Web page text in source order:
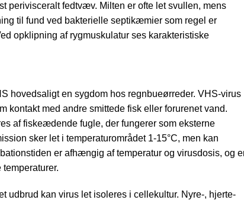
perivisceralt fedtvæv. Milten er ofte let svullen, mens
til fund ved bakterielle septikæmier som regel er
opklipning af rygmuskulatur ses karakteristiske
hovedsaligt en sygdom hos regnbueørreder. VHS-virus
kontakt med andre smittede fisk eller forurenet vand.
af fiskeædende fugle, der fungerer som eksterne
sker let i temperaturområdet 1-15°C, men kan
er afhængig af temperatur og virusdosis, og
udbrud kan virus let isoleres i cellekultur. Nyre-, hjerte-